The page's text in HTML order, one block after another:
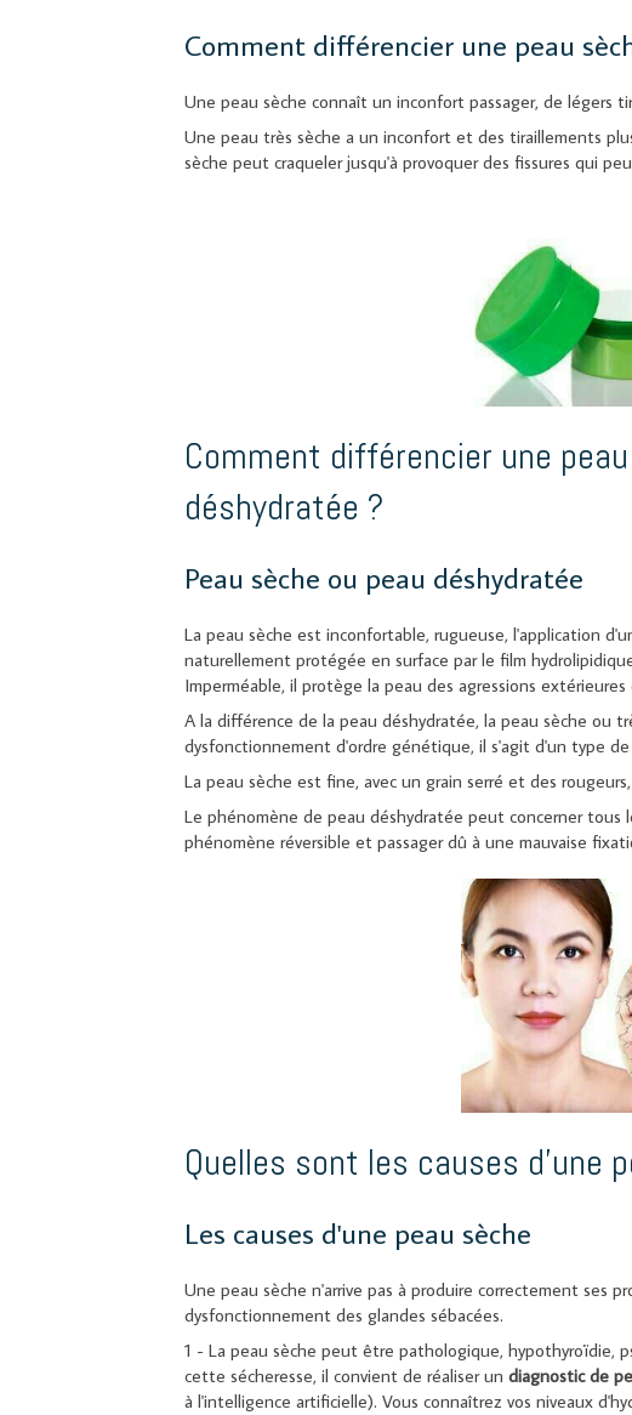
Comment différencier une peau
Une peau sèche connaît un inconfort passager, de légers
Une peau très sèche a un inconfort et des tiraillements
sèche peut craqueler jusqu'à provoquer des fissures qui
Comment différencier une
déshydratée ?
Peau sèche ou peau déshydratée
La peau sèche est inconfortable, rugueuse, l'application
naturellement protégée en surface par le film
Imperméable, il protège la peau des agressions
A la différence de la peau déshydratée, la peau sèche ou
dysfonctionnement d'ordre génétique, il s'agit d'un type de
La peau sèche est fine, avec un grain serré et des
Le phénomène de peau déshydratée peut concerner tous
phénomène réversible et passager dû à une mauvaise
Quelles sont les causes d'une
Les causes d'une peau sèche
Une peau sèche n'arrive pas à produire correctement ses
dysfonctionnement des glandes sébacées.
1 - La peau sèche peut être pathologique, hypothyroïdie,
cette sécheresse, il convient de réaliser un diagnostic de
à l'intelligence artificielle). Vous connaîtrez vos niveaux